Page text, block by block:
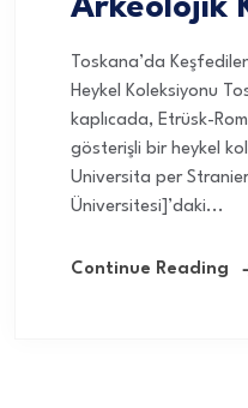
Arkeolojik
Toskana’da
Heykel Koleksiyonu
kaplıcada, Etrüsk-
gösterişli bir heykel
Universita per
Üniversitesi]’daki...
Continue Reading